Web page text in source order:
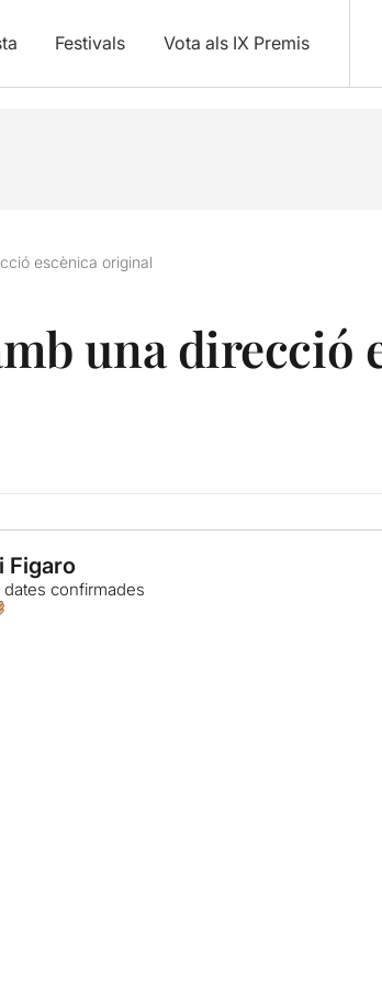
Festivals Vota als IX Premis
escènica original
una direcció
Figaro
confirmades